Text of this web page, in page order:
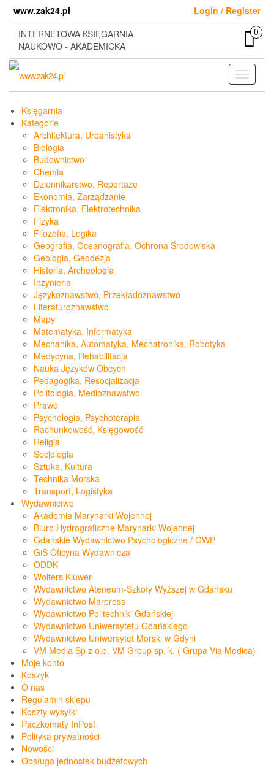
content
www.zak24.pl
Login / Register
INTERNETOWA KSIĘGARNIA
NAUKOWO - AKADEMICKA
0
Toggle
Księgarnia
Kategorie
Architektura, Urbanistyka
Biologia
Budownictwo
Chemia
Dziennikarstwo, Reportaże
Ekonomia, Zarządzanie
Elektronika, Elektrotechnika
Fizyka
Filozofia, Logika
Geografia, Oceanografia, Ochrona Środowiska
Geologia, Geodezja
Historia, Archeologia
Inżynieria
Językoznawstwo, Przekładoznawstwo
Literaturoznawstwo
Mapy
Matematyka, Informatyka
Mechanika, Automatyka, Mechatronika, Robotyka
Medycyna, Rehabilitacja
Nauka Języków Obcych
Pedagogika, Resocjalizacja
Politologia, Medioznawstwo
Prawo
Psychologia, Psychoterapia
Rachunkowość, Księgowość
Religia
Socjologia
Sztuka, Kultura
Technika Morska
Transport, Logistyka
Wydawnictwo
Akademia Marynarki Wojennej
Biuro Hydrograficzne Marynarki Wojennej
Gdańskie Wydawnictwo Psychologiczne / GWP
GiS Oficyna Wydawnicza
ODDK
Wolters Kluwer
Wydawnictwo Ateneum-Szkoły Wyższej w Gdańsku
Wydawnictwo Marpress
Wydawnictwo Politechniki Gdańskiej
Wydawnictwo Uniwersytetu Gdańskiego
Wydawnictwo Uniwersytet Morski w Gdyni
VM Media Sp z o.o. VM Group sp. k. ( Grupa Via Medica)
Moje konto
Koszyk
O nas
Regulamin sklepu
Koszty wysyłki
Paczkomaty InPost
Polityka prywatności
Nowości
Obsługa jednostek budżetowych